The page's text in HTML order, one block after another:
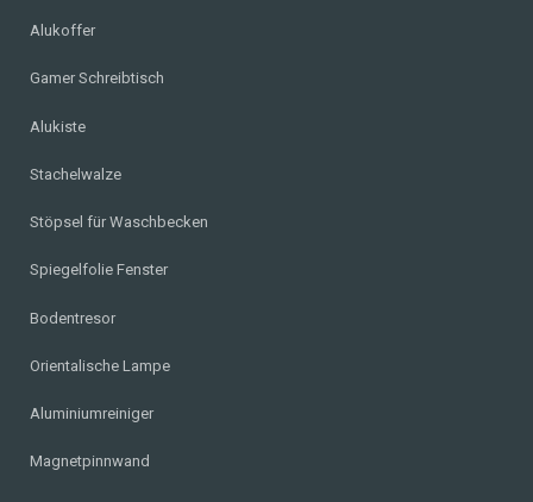
Alukoffer
Gamer Schreibtisch
Alukiste
Stachelwalze
Stöpsel für Waschbecken
Spiegelfolie Fenster
Bodentresor
Orientalische Lampe
Aluminiumreiniger
Magnetpinnwand